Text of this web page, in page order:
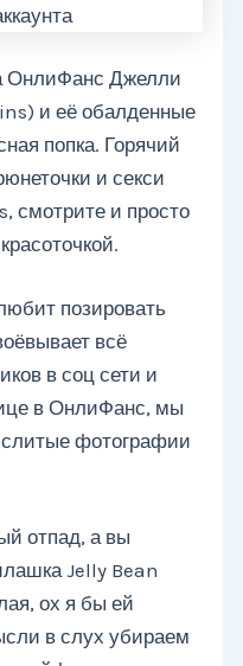
ОнлиФанс Джелли
и её обалденные
попка. Горячий
и секси
смотрите и просто
позировать
всё
в соц сети и
в ОнлиФанс, мы
фотографии
отпад, а вы
Jelly Bean
ох я бы ей
в слух убираем